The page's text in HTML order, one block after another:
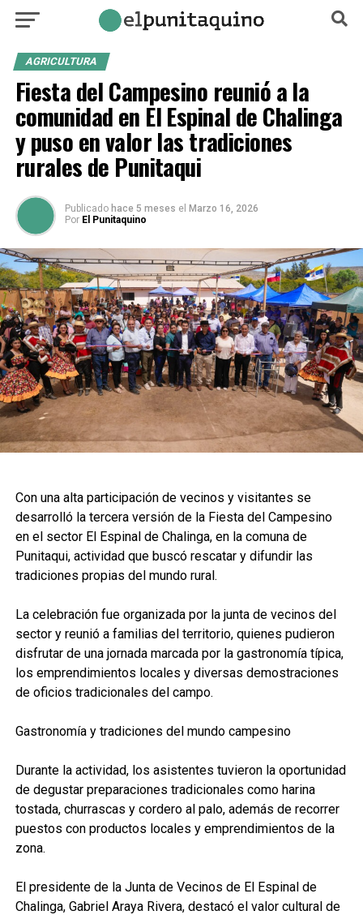
AGRICULTURA
Fiesta del Campesino reunió a la
comunidad en El Espinal de Chalinga
y puso en valor las tradiciones
rurales de Punitaqui
Publicado hace 5 meses el Marzo 16, 2026
Por El Punitaquino
Con una alta participación de vecinos y visitantes se
desarrolló la tercera versión de la Fiesta del Campesino
en el sector El Espinal de Chalinga, en la comuna de
Punitaqui, actividad que buscó rescatar y difundir las
tradiciones propias del mundo rural.
La celebración fue organizada por la junta de vecinos del
sector y reunió a familias del territorio, quienes pudieron
disfrutar de una jornada marcada por la gastronomía típica,
los emprendimientos locales y diversas demostraciones
de oficios tradicionales del campo.
Gastronomía y tradiciones del mundo campesino
Durante la actividad, los asistentes tuvieron la oportunidad
de degustar preparaciones tradicionales como harina
tostada, churrascas y cordero al palo, además de recorrer
puestos con productos locales y emprendimientos de la
zona.
El presidente de la Junta de Vecinos de El Espinal de
Chalinga, Gabriel Araya Rivera, destacó el valor cultural de